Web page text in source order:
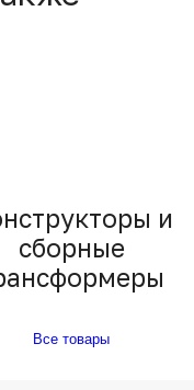
и
сборные
Все товары